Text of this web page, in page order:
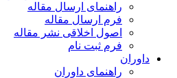
راهنمای ارسال مقاله
فرم ارسال مقاله
اصول اخلاقی نشر مقاله
فرم ثبت نام
داوران
راهنمای داوران